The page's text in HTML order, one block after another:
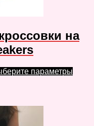
на
параметры